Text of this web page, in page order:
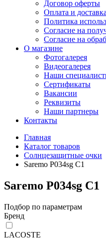
Договор оферты
Оплата и доставка
Политика
Согласие на
Согласие на
О магазине
Фотогалерея
Видеогалерея
Наши
Сертификаты
Вакансии
Реквизиты
Наши партнеры
Контакты
Главная
Каталог товаров
Солнцезащитные очки
Saremo P034sg С1
Saremo P034sg С1
Подбор по параметрам
Бренд
LACOSTE